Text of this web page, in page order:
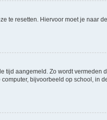
te resetten. Hiervoor moet je naar
tijd aangemeld. Zo wordt vermeden
bijvoorbeeld op school, in